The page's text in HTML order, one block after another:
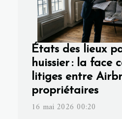
États des lieux
huissier : la face
litiges entre
propriétaires
16 mai 2026 00:20